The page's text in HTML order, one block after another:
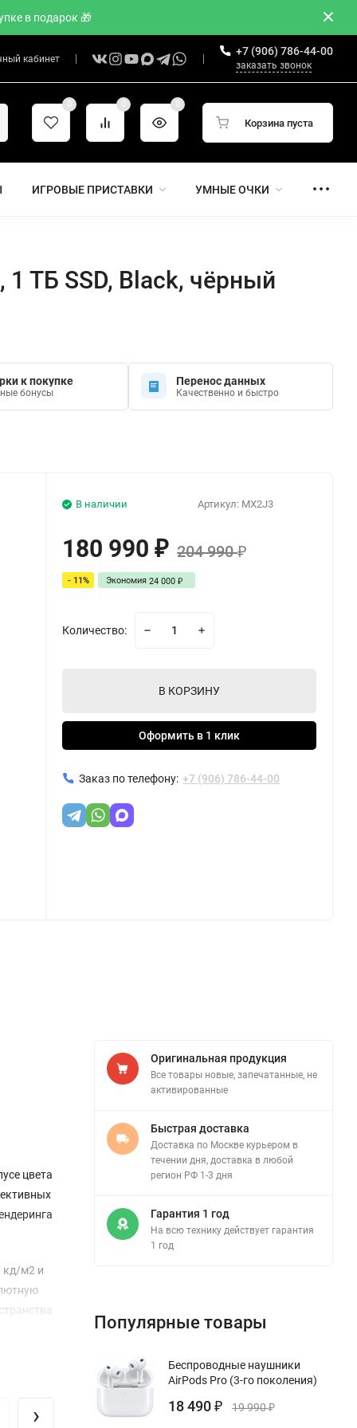
в подарок 🎁
кабинет
+7 (906) 786-44-00
заказать звонок
0 0 0
Корзина пуста
ИГРОВЫЕ ПРИСТАВКИ УМНЫЕ ОЧКИ
1 ТБ SSD, Black, чёрный
к покупке
бонусы
Перенос данных
Качественно и быстро
Артикул: MX2J3
В наличии
180 990₽ 204 990₽
- 11% Экономия24 000₽
Количество:
В КОРЗИНУ
Оформить в 1 клик
Заказ по телефону: +7 (906) 786-44-00
цвета
кд/м2 и
›
Оригинальная продукция
Все товары новые, запечатанные, не
активированные
Быстрая доставка
Доставка по Москве курьером в
течении дня, доставка в любой
регион РФ 1-3 дня
Гарантия 1 год
На всю технику действует гарантия
1 год
Популярные товары
Беспроводные наушники
AirPods Pro (3-го поколения)
18 490 ₽ 19 990₽